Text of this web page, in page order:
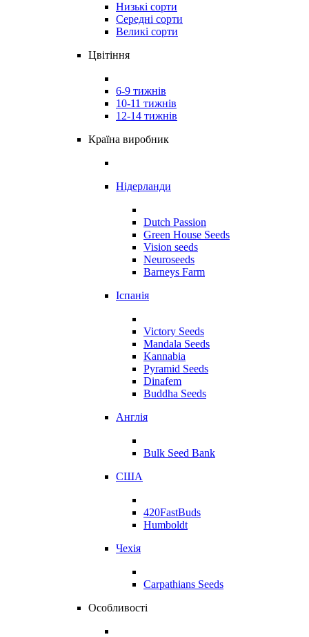
Низькі сорти
Середні сорти
Великі сорти
Цвітіння
6-9 тижнів
10-11 тижнів
12-14 тижнів
Країна виробник
Нідерланди
Dutch Passion
Green House Seeds
Vision seeds
Neuroseeds
Barneys Farm
Іспанія
Victory Seeds
Mandala Seeds
Kannabia
Pyramid Seeds
Dinafem
Buddha Seeds
Англія
Bulk Seed Bank
США
420FastBuds
Humboldt
Чехія
Carpathians Seeds
Особливості